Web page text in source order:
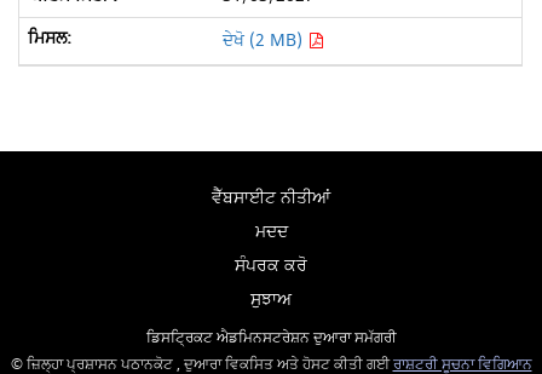
ਦੇਖੋ (2 MB)
ਵੈੱਬਸਾਈਟ ਨੀਤੀਆਂ
ਮਦਦ
ਸੰਪਰਕ ਕਰੋ
ਸੁਝਾਅ
ਡਿਸਟ੍ਰਿਕਟ ਐਡਮਿਨਸਟਰੇਸ਼ਨ ਦੁਆਰਾ ਸਮੱਗਰੀ
© ਜ਼ਿਲ੍ਹਾ ਪ੍ਰਸ਼ਾਸਨ ਪਠਾਨਕੋਟ , ਦੁਆਰਾ ਵਿਕਸਿਤ ਅਤੇ ਹੋਸਟ ਕੀਤੀ ਗਈਰਾਸ਼ਟਰੀ ਸੂਚਨਾ ਵਿਗਿਆਨ